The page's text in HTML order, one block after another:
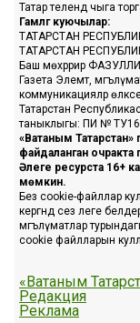
Татар телендә чыга
Гамәлгә куючылар:
ТАТАРСТАН
ТАТАРСТАН
Баш мөхәррир
Газета Элемтә,
коммуникацияләр
Татарстан
таныклыгы: ПИ №
«Ватаным
файдаланган очракта
Әлеге ресурста 16+
мөмкин.
Без cookie-файллар
кергәндә сез әлеге
мәгълүматлар
cookie файлларын
«Ватаным
Редакция
Реклама